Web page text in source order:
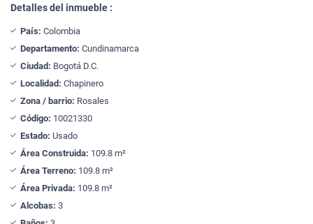
Detalles del inmueble :
País: Colombia
Departamento: Cundinamarca
Ciudad: Bogotá D.C.
Localidad: Chapinero
Zona / barrio: Rosales
Código: 10021330
Estado: Usado
Área Construida: 109.8 m²
Área Terreno: 109.8 m²
Área Privada: 109.8 m²
Alcobas: 3